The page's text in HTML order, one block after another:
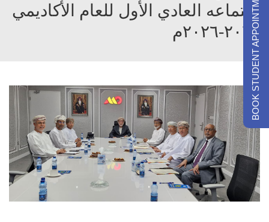
إجتماعه العادي الأول للعام الأكاديمي
٢٠٢٥-٢٠٢٦م
BOOK STUDENT APPOINTMENTS